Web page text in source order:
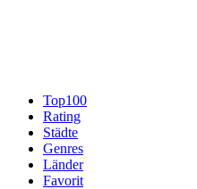
Top100
Rating
Städte
Genres
Länder
Favorit